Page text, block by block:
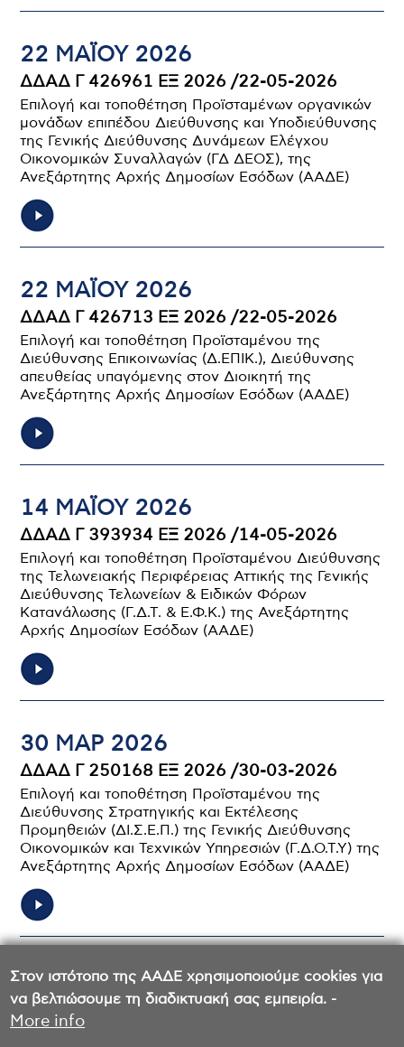
Στον ιστότοπο της ΑΑΔΕ χρησιμοποιούμε cookies για
να βελτιώσουμε τη διαδικτυακή σας εμπειρία. -
More info
22 ΜΑΪ́ΟΥ 2026
ΔΔΑΔ Γ 426961 ΕΞ 2026 /22-05-2026
Επιλογή και τοποθέτηση Προϊσταμένων οργανικών
μονάδων επιπέδου Διεύθυνσης και Υποδιεύθυνσης
της Γενικής Διεύθυνσης Δυνάμεων Ελέγχου
Οικονομικών Συναλλαγών (ΓΔ ΔΕΟΣ), της
Ανεξάρτητης Αρχής Δημοσίων Εσόδων (ΑΑΔΕ)
22 ΜΑΪ́ΟΥ 2026
ΔΔΑΔ Γ 426713 ΕΞ 2026 /22-05-2026
Επιλογή και τοποθέτηση Προϊσταμένου της
Διεύθυνσης Επικοινωνίας (Δ.ΕΠΙΚ.), Διεύθυνσης
απευθείας υπαγόμενης στον Διοικητή της
Ανεξάρτητης Αρχής Δημοσίων Εσόδων (ΑΑΔΕ)
14 ΜΑΪ́ΟΥ 2026
ΔΔΑΔ Γ 393934 ΕΞ 2026 /14-05-2026
Επιλογή και τοποθέτηση Προϊσταμένου Διεύθυνσης
της Τελωνειακής Περιφέρειας Αττικής της Γενικής
Διεύθυνσης Τελωνείων & Ειδικών Φόρων
Κατανάλωσης (Γ.Δ.Τ. & Ε.Φ.Κ.) της Ανεξάρτητης
Αρχής Δημοσίων Εσόδων (ΑΑΔΕ)
30 ΜΑΡ 2026
ΔΔΑΔ Γ 250168 ΕΞ 2026 /30-03-2026
Επιλογή και τοποθέτηση Προϊσταμένου της
Διεύθυνσης Στρατηγικής και Εκτέλεσης
Προμηθειών (ΔΙ.Σ.Ε.Π.) της Γενικής Διεύθυνσης
Οικονομικών και Τεχνικών Υπηρεσιών (Γ.Δ.Ο.Τ.Υ) της
Ανεξάρτητης Αρχής Δημοσίων Εσόδων (ΑΑΔΕ)
Σελιδοποίηση Σελίδα